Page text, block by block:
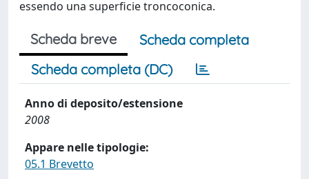
essendo una superficie troncoconica.
Scheda breve
Scheda completa
Scheda completa (DC)
Anno di deposito/estensione
2008
Appare nelle tipologie:
05.1 Brevetto